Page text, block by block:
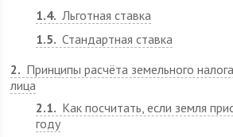
1.4 Льготная ставка
1.5 Стандартная ставка
2
Принципы расчёта земельного
лица
2.1
Как посчитать, если земля
году